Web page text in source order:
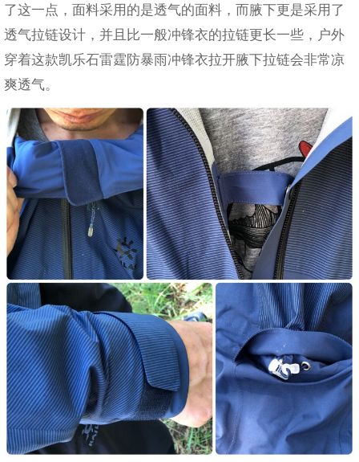
了这一点，面料采用的是透气的面料，而腋下更是采用了
透气拉链设计，并且比一般冲锋衣的拉链更长一些，户外
穿着这款凯乐石雷霆防暴雨冲锋衣拉开腋下拉链会非常凉
爽透气。